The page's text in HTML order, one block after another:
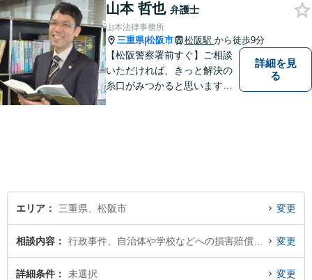
山本 哲也 弁護士
山本法律事務所
三重県|松阪市 松阪駅 から徒歩9分
【松阪警察署前すぐ】ご相談
いただければ、きっと解決の
糸口がみつかると思います。
詳細を見
る
エリア 三重県、松阪市 変更
相談内容 変更
詳細条件 未選択 変更